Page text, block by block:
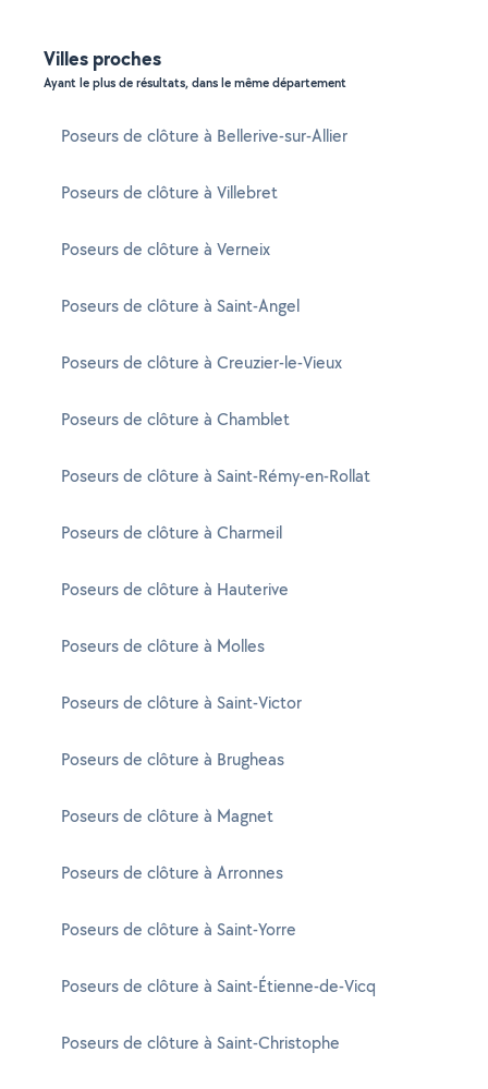
Villes proches
Ayant le plus de résultats, dans le même département
Poseurs de clôture à Bellerive-sur-Allier
Poseurs de clôture à Villebret
Poseurs de clôture à Verneix
Poseurs de clôture à Saint-Angel
Poseurs de clôture à Creuzier-le-Vieux
Poseurs de clôture à Chamblet
Poseurs de clôture à Saint-Rémy-en-Rollat
Poseurs de clôture à Charmeil
Poseurs de clôture à Hauterive
Poseurs de clôture à Molles
Poseurs de clôture à Saint-Victor
Poseurs de clôture à Brugheas
Poseurs de clôture à Magnet
Poseurs de clôture à Arronnes
Poseurs de clôture à Saint-Yorre
Poseurs de clôture à Saint-Étienne-de-Vicq
Poseurs de clôture à Saint-Christophe